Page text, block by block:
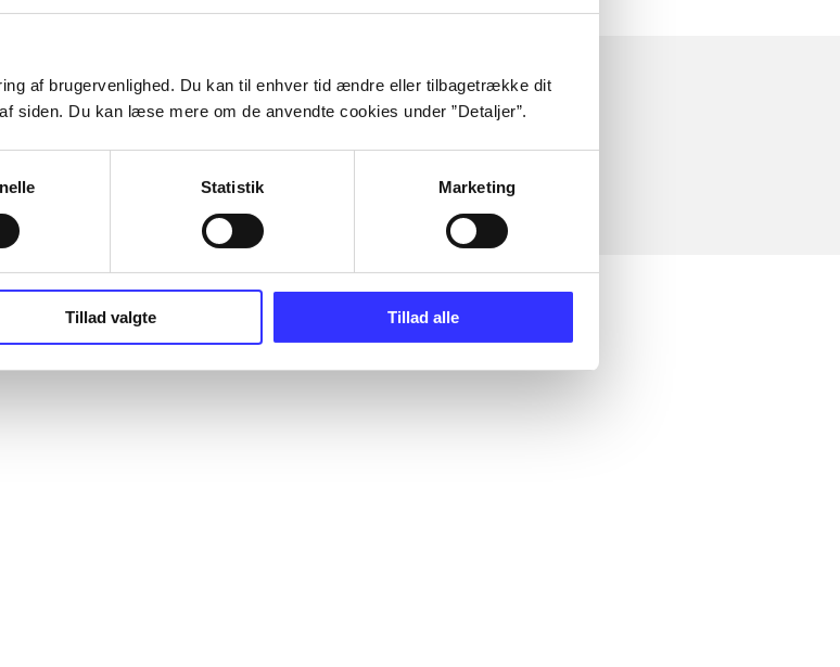
af brugervenlighed. Du kan til enhver tid ændre eller tilbagetrække dit
siden. Du kan læse mere om de anvendte cookies under ”Detaljer”.
Statistik Marketing
Tillad valgte Tillad alle